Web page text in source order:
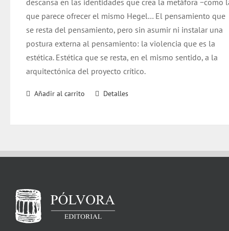
descansa en las identidades que crea la metáfora −como
que parece ofrecer el mismo Hegel… El pensamiento que
se resta del pensamiento, pero sin asumir ni instalar una
postura externa al pensamiento: la violencia que es la
estética. Estética que se resta, en el mismo sentido, a la
arquitectónica del proyecto crítico.
Añadir al carrito Detalles